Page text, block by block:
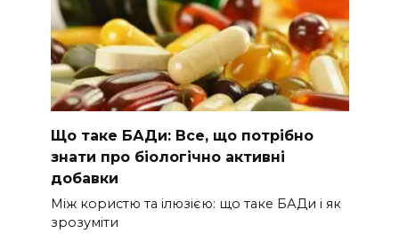
Що таке БАДи: Все, що потрібно
знати про біологічно активні
добавки
Між користю та ілюзією: що таке БАДи і як
зрозуміти